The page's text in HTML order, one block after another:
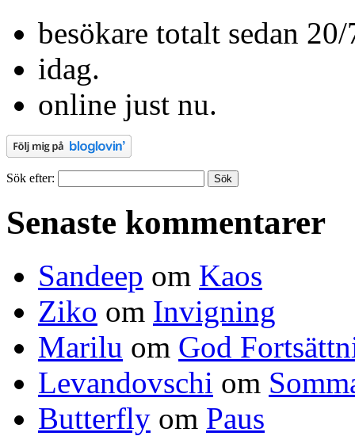
besökare totalt sedan
idag.
online just nu.
Sök efter:
Senaste kommentarer
Sandeep om Kaos
Ziko om Invigning
Marilu om God
Levandovschi om
Butterfly om Paus